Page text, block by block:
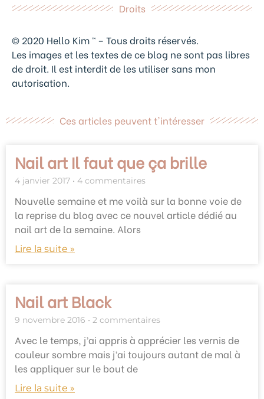
Droits
© 2020 Hello Kim ™ – Tous droits réservés.
Les images et les textes de ce blog ne sont pas libres
de droit. Il est interdit de les utiliser sans mon
autorisation.
Ces articles peuvent t'intéresser
Nail art Il faut que ça brille
4 janvier 2017 4 commentaires
Nouvelle semaine et me voilà sur la bonne voie de
la reprise du blog avec ce nouvel article dédié au
nail art de la semaine. Alors
Lire la suite »
Nail art Black
9 novembre 2016 2 commentaires
Avec le temps, j’ai appris à apprécier les vernis de
couleur sombre mais j’ai toujours autant de mal à
les appliquer sur le bout de
Lire la suite »